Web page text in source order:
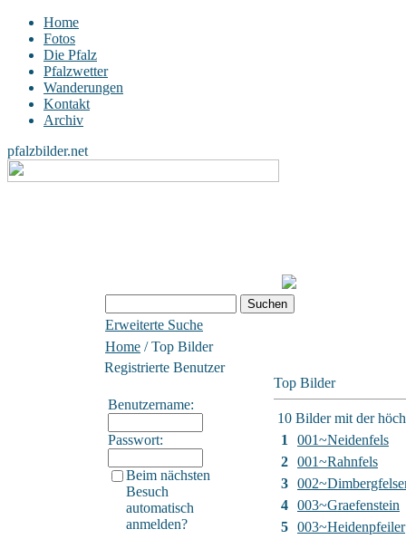
Home
Fotos
Die Pfalz
Pfalzwetter
Wanderungen
Kontakt
Archiv
pfalzbilder.net
Erweiterte Suche
Home / Top Bilder
Registrierte Benutzer
Benutzername:
Passwort:
Beim nächsten
Besuch
automatisch
anmelden?
Top Bilder
10 Bilder mit der
1
001~Neidenfels
2 001~Rahnfels
3
4 003~Graefenstein
5 003~Heidenpfeiler